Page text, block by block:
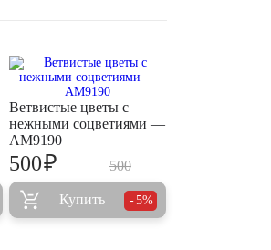
Ветвистые цветы с
нежными соцветиями —
AM9190
500
500₽
Купить 5%